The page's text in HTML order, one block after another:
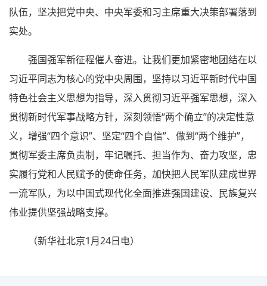
队伍，坚决把党中央、中央军委和习主席重大决策部署落到
实处。
强国强军新征程催人奋进。让我们更加紧密地团结在以
习近平同志为核心的党中央周围，坚持以习近平新时代中国
特色社会主义思想为指导，深入贯彻习近平强军思想，深入
贯彻新时代军事战略方针，深刻领悟“两个确立”的决定性意
义，增强“四个意识”、坚定“四个自信”、做到“两个维护”，
贯彻军委主席负责制，牢记嘱托、担当作为、奋力攻坚，忠
实履行党和人民赋予的使命任务，加快把人民军队建成世界
一流军队，为以中国式现代化全面推进强国建设、民族复兴
伟业提供坚强战略支撑。
（新华社北京1月24日电）